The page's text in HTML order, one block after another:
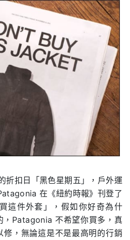
折扣日「黑色星期五」，戶外運
在《紐約時報》刊登了
這件外套」，假如你好奇為什
，Patagonia 不希望你買多，真
修，無論這是不是最高明的行銷